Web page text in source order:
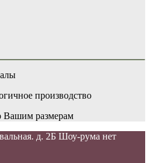
производство
Вашим размерам
д. 2Б Шоу-рума нет